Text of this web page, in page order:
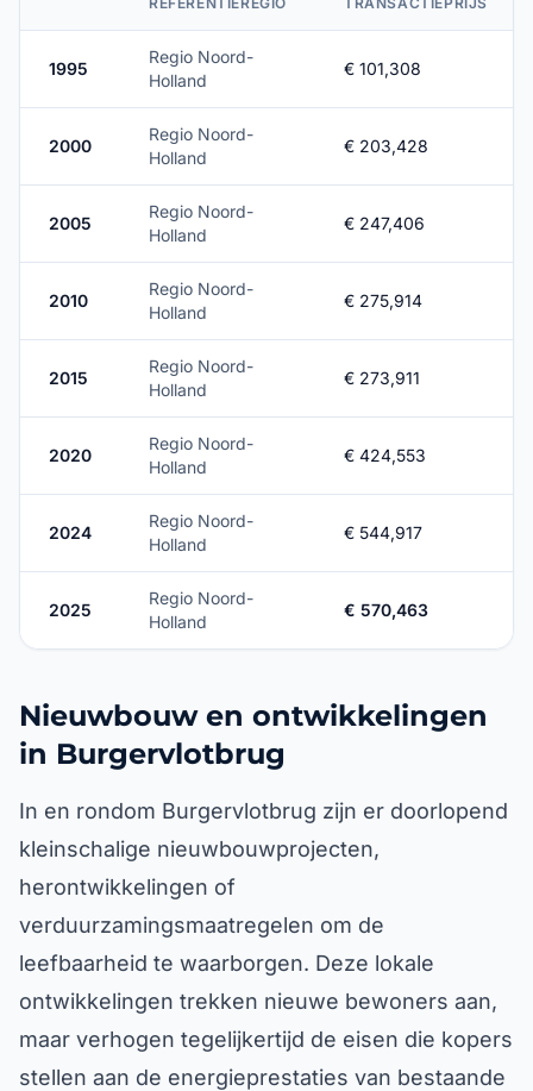
1995
Regio Noord-
Holland
€ 101,308
2000
Regio Noord-
Holland
€ 203,428
2005
Regio Noord-
Holland
€ 247,406
2010
Regio Noord-
Holland
€ 275,914
2015
Regio Noord-
Holland
€ 273,911
2020
Regio Noord-
Holland
€ 424,553
2024
Regio Noord-
Holland
€ 544,917
2025
Regio Noord-
Holland
€ 570,463
Nieuwbouw en ontwikkelingen
in Burgervlotbrug
In en rondom Burgervlotbrug zijn er doorlopend
kleinschalige nieuwbouwprojecten,
herontwikkelingen of
verduurzamingsmaatregelen om de
leefbaarheid te waarborgen. Deze lokale
ontwikkelingen trekken nieuwe bewoners aan,
maar verhogen tegelijkertijd de eisen die kopers
stellen aan de energieprestaties van bestaande